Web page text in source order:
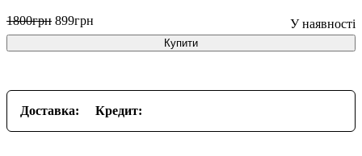
1800грн 899грн
Купити
Доставка: Кредит: